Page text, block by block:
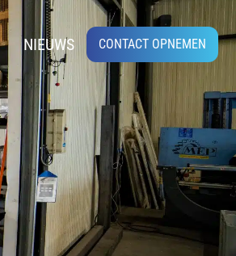
NIEUWS CONTACT OPNEMEN